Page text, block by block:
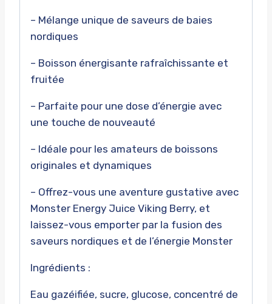
– Mélange unique de saveurs de baies
nordiques
– Boisson énergisante rafraîchissante et
fruitée
– Parfaite pour une dose d’énergie avec
une touche de nouveauté
– Idéale pour les amateurs de boissons
originales et dynamiques
– Offrez-vous une aventure gustative avec
Monster Energy Juice Viking Berry, et
laissez-vous emporter par la fusion des
saveurs nordiques et de l’énergie Monster
Ingrédients :
Eau gazéifiée, sucre, glucose, concentré de